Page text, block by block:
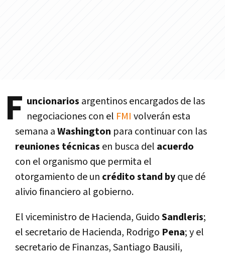
F uncionarios argentinos encargados de las
negociaciones con el FMI volverán esta
semana aWashington para continuar con las
reuniones técnicas en busca del acuerdo
con el organismo que permita el
otorgamiento de un crédito stand byque dé
alivio financiero al gobierno.
El viceministro de Hacienda, GuidoSandleris;
el secretario de Hacienda, Rodrigo Pena; y el
secretario de Finanzas, Santiago Bausili,